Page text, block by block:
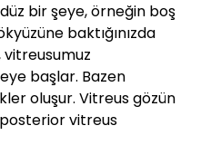
bir şeye, örneğin boş
baktığınızda
vitreusumuz
başlar. Bazen
oluşur. Vitreus gözün
vitreus